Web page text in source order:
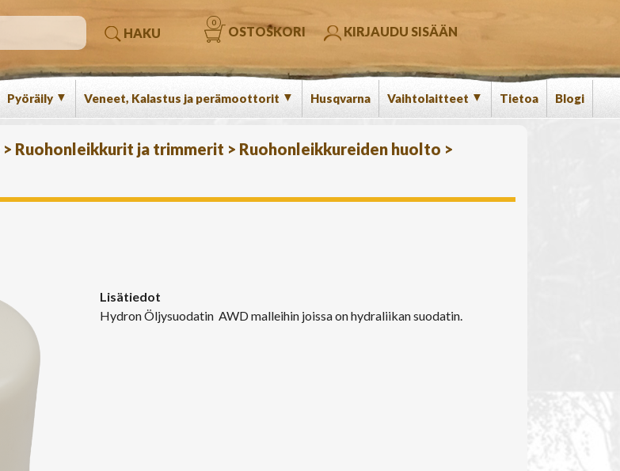
HAKU OSTOSKORI
0
KIRJAUDU SISÄÄN
Pyöräily ▼ Veneet, Kalastus ja perämoottorit ▼ Husqvarna Vaihtolaitteet ▼ Tietoa Blogi
> Ruohonleikkurit ja trimmerit > Ruohonleikkureiden huolto >
Lisätiedot
Hydron Öljysuodatin AWD malleihin joissa on hydraliikan suodatin.